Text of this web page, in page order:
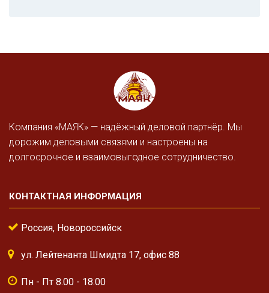
Компания «МАЯК» — надёжный деловой партнёр. Мы
дорожим деловыми связями и настроены на
долгосрочное и взаимовыгодное сотрудничество.
КОНТАКТНАЯ ИНФОРМАЦИЯ
Россия, Новороссийск
ул. Лейтенанта Шмидта 17, офис 88
Пн - Пт 8.00 - 18.00